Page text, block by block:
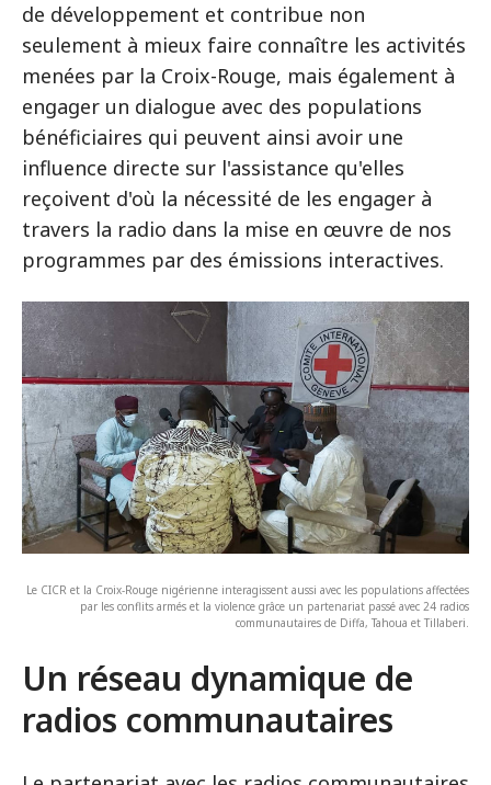
de développement et contribue non
seulement à mieux faire connaître les activités
menées par la Croix-Rouge, mais également à
engager un dialogue avec des populations
bénéficiaires qui peuvent ainsi avoir une
influence directe sur l'assistance qu'elles
reçoivent d'où la nécessité de les engager à
travers la radio dans la mise en œuvre de nos
programmes par des émissions interactives.
Le CICR et la Croix-Rouge nigérienne interagissent aussi avec les populations affectées
par les conflits armés et la violence grâce un partenariat passé avec 24 radios
communautaires de Diffa, Tahoua et Tillaberi.
Un réseau dynamique de
radios communautaires